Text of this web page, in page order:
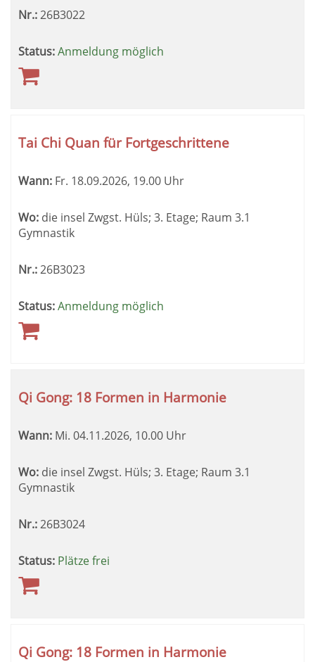
Nr.:26B3022
Status:Anmeldung möglich
Tai Chi Quan für Fortgeschrittene
Wann: Fr. 18.09.2026, 19.00 Uhr
Wo: die insel Zwgst. Hüls; 3. Etage; Raum 3.1
Gymnastik
Nr.:26B3023
Status:Anmeldung möglich
Qi Gong: 18 Formen in Harmonie
Wann: Mi. 04.11.2026, 10.00 Uhr
Wo: die insel Zwgst. Hüls; 3. Etage; Raum 3.1
Gymnastik
Nr.:26B3024
Status: Plätze frei
Qi Gong: 18 Formen in Harmonie